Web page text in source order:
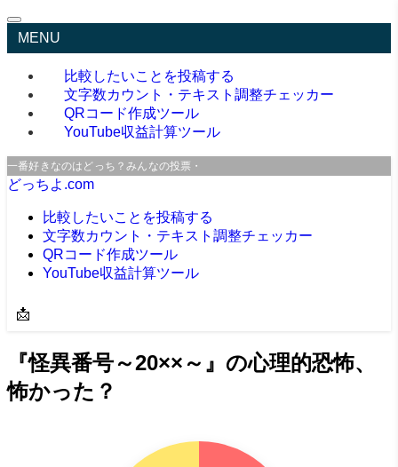
MENU
比較したいことを投稿する
文字数カウント・テキスト調整チェッカー
QRコード作成ツール
YouTube収益計算ツール
一番好きなのはどっち？みんなの投票・口コミサイト
どっちよ.com
比較したいことを投稿する
文字数カウント・テキスト調整チェッカー
QRコード作成ツール
YouTube収益計算ツール
📩
『怪異番号～20××～』の心理的恐怖、
怖かった？